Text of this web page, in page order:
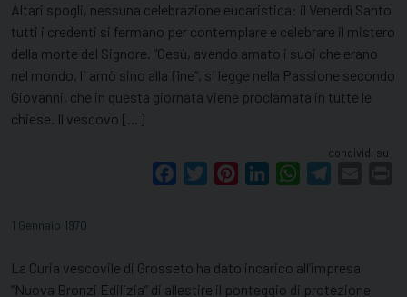
Altari spogli, nessuna celebrazione eucaristica: il Venerdì Santo
tutti i credenti si fermano per contemplare e celebrare il mistero
della morte del Signore. “Gesù, avendo amato i suoi che erano
nel mondo, li amò sino alla fine”, si legge nella Passione secondo
Giovanni, che in questa giornata viene proclamata in tutte le
chiese. Il vescovo […]
condividi su
FacebookTwitterPinterestLinkedInWhatsApp
1 Gennaio 1970
La Curia vescovile di Grosseto ha dato incarico all’impresa
“Nuova Bronzi Edilizia” di allestire il ponteggio di protezione